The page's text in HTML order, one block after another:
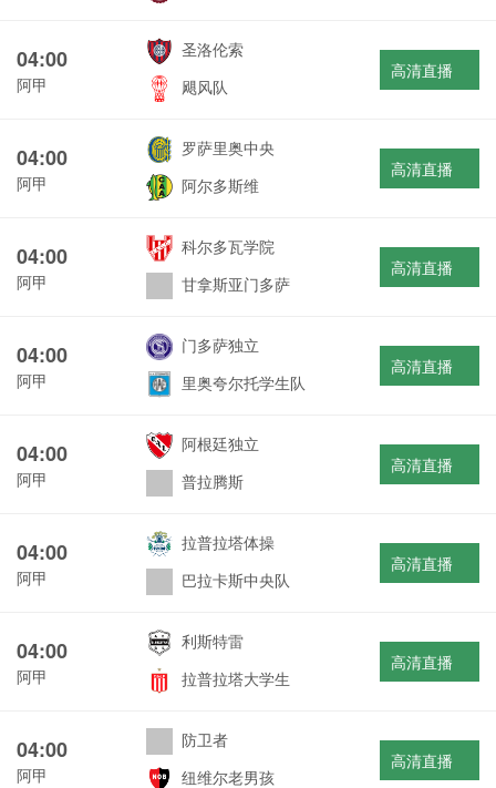
04:00
阿甲
圣洛伦索
飓风队
高清直播
04:00
阿甲
罗萨里奥中央
阿尔多斯维
高清直播
04:00
阿甲
科尔多瓦学院
甘拿斯亚门多萨
高清直播
04:00
阿甲
门多萨独立
里奥夸尔托学生队
高清直播
04:00
阿甲
阿根廷独立
普拉腾斯
高清直播
04:00
阿甲
拉普拉塔体操
巴拉卡斯中央队
高清直播
04:00
阿甲
利斯特雷
拉普拉塔大学生
高清直播
04:00
阿甲
防卫者
纽维尔老男孩
高清直播